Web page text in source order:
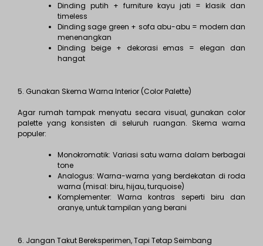
Dinding putih + furniture kayu jati = klasik dan
timeless
Dinding sage green + sofa abu-abu = modern dan
menenangkan
Dinding beige + dekorasi emas = elegan dan
hangat
5. Gunakan Skema Warna Interior (Color Palette)
Agar rumah tampak menyatu secara visual, gunakan color
palette yang konsisten di seluruh ruangan. Skema warna
populer:
Monokromatik: Variasi satu warna dalam berbagai
tone
Analogus: Warna-warna yang berdekatan di roda
warna (misal: biru, hijau, turquoise)
Komplementer: Warna kontras seperti biru dan
oranye, untuk tampilan yang berani
6. Jangan Takut Bereksperimen, Tapi Tetap Seimbang